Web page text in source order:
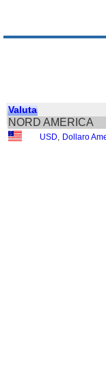
Valuta
NORD AMERICA
USD Dollaro